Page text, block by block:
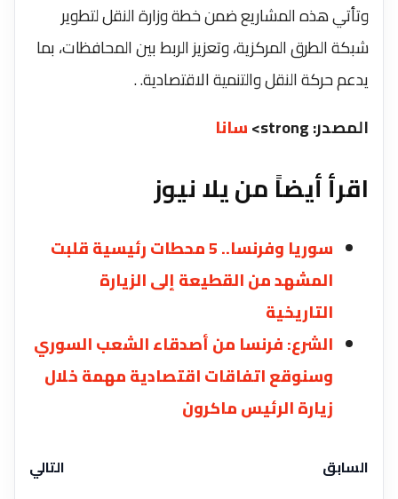
وتأتي هذه المشاريع ضمن خطة وزارة النقل لتطوير
شبكة الطرق المركزية، وتعزيز الربط بين المحافظات، بما
يدعم حركة النقل والتنمية الاقتصادية. ‏.
المصدر: strong>
سانا
اقرأ أيضاً من يلا نيوز
سوريا وفرنسا.. 5 محطات رئيسية قلبت
المشهد من القطيعة إلى الزيارة
التاريخية
الشرع: فرنسا من أصدقاء الشعب السوري
وسنوقع اتفاقات اقتصادية مهمة خلال
زيارة الرئيس ماكرون
السابق التالي